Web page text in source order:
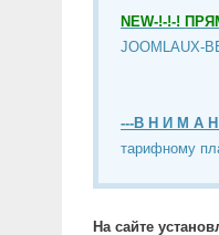
NEW-!-!-!
JOOMLAUX-
---В Н И М А
тарифному
На сайте